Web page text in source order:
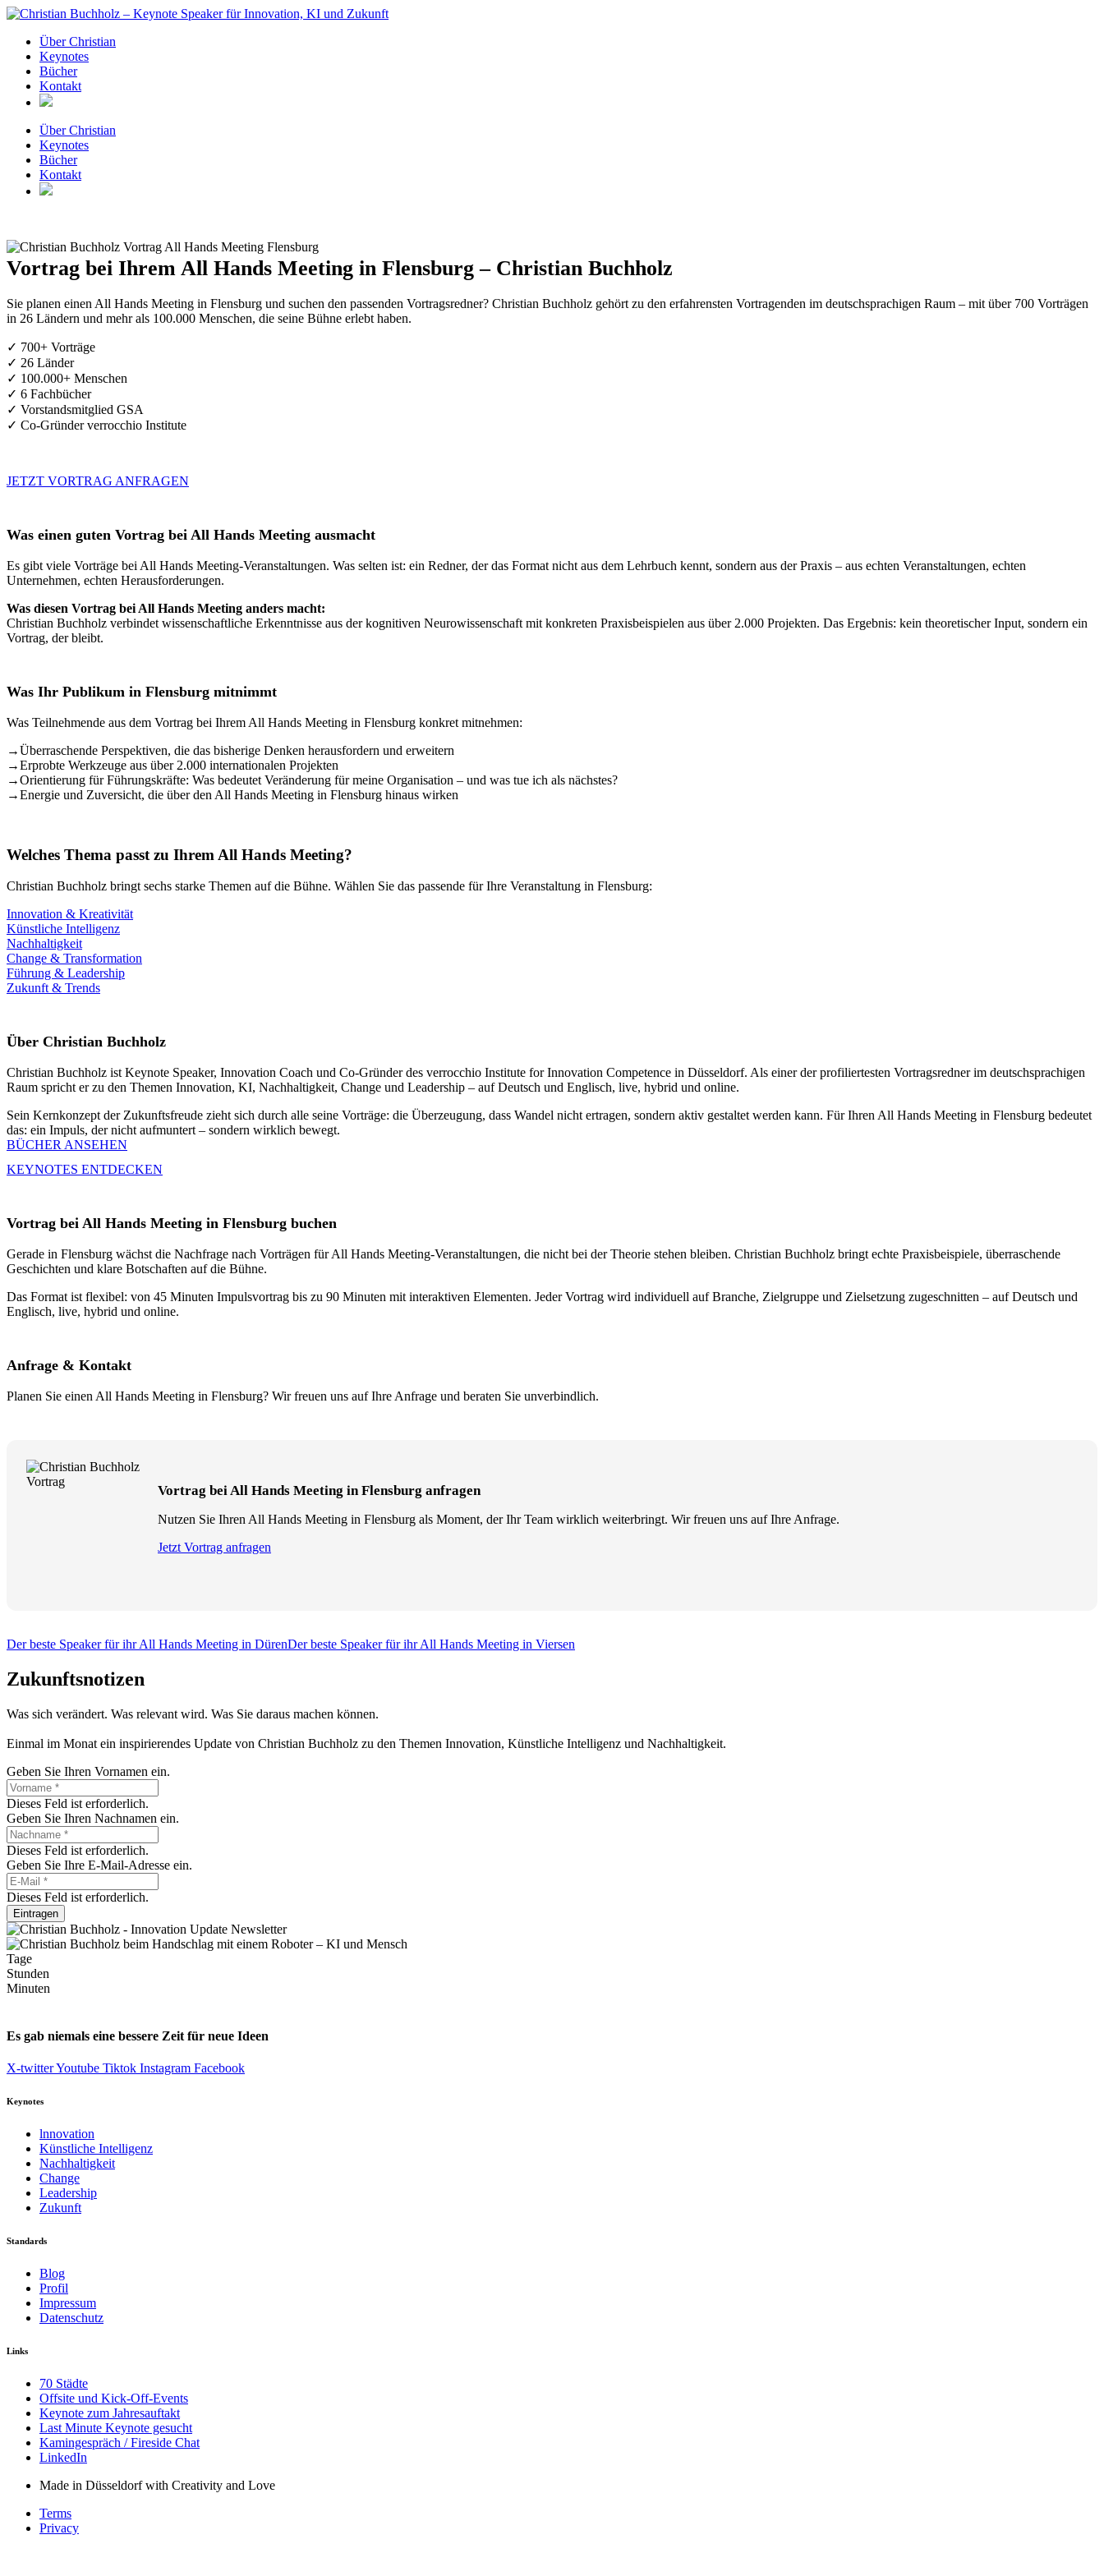
Zum
springenÜber Christian
Keynotes
Bücher
Kontakt
Über Christian
Keynotes
Bücher
Kontakt
Vortrag bei Ihrem All Hands Meeting in Flensburg – Christian Buchholz
Sie planen einen All Hands Meeting in Flensburg und suchen den passenden Vortragsredner? Christian Buchholz gehört zu den erfahrensten Vortragenden im deutschsprachigen Raum – mit über 700 Vorträgen
in 26 Ländern und mehr als 100.000 Menschen, die seine Bühne erlebt haben.
✓ 700+ Vorträge
✓ 26 Länder
✓ 100.000+ Menschen
✓ 6 Fachbücher
✓ Vorstandsmitglied GSA
✓ Co-Gründer verrocchio Institute
JETZT VORTRAG ANFRAGEN
Was einen guten Vortrag bei All Hands Meeting ausmacht
Es gibt viele Vorträge bei All Hands Meeting-Veranstaltungen. Was selten ist: ein Redner, der das Format nicht aus dem Lehrbuch kennt, sondern aus der Praxis – aus echten Veranstaltungen, echten
Unternehmen, echten Herausforderungen.
Was diesen Vortrag bei All Hands Meeting anders macht:
Christian Buchholz verbindet wissenschaftliche Erkenntnisse aus der kognitiven Neurowissenschaft mit konkreten Praxisbeispielen aus über 2.000 Projekten. Das Ergebnis: kein theoretischer Input, sondern ein
Vortrag, der bleibt.
Was Ihr Publikum in Flensburg mitnimmt
Was Teilnehmende aus dem Vortrag bei Ihrem All Hands Meeting in Flensburg konkret mitnehmen:
→Überraschende Perspektiven, die das bisherige Denken herausfordern und erweitern
→Erprobte Werkzeuge aus über 2.000 internationalen Projekten
→Orientierung für Führungskräfte: Was bedeutet Veränderung für meine Organisation – und was tue ich als nächstes?
→Energie und Zuversicht, die über den All Hands Meeting in Flensburg hinaus wirken
Welches Thema passt zu Ihrem All Hands Meeting?
Christian Buchholz bringt sechs starke Themen auf die Bühne. Wählen Sie das passende für Ihre Veranstaltung in Flensburg:
Innovation & Kreativität
Künstliche Intelligenz
Nachhaltigkeit
Change & Transformation
Führung & Leadership
Zukunft & Trends
Über Christian Buchholz
Christian Buchholz ist Keynote Speaker, Innovation Coach und Co-Gründer des verrocchio Institute for Innovation Competence in Düsseldorf. Als einer der profiliertesten Vortragsredner im deutschsprachigen
Raum spricht er zu den Themen Innovation, KI, Nachhaltigkeit, Change und Leadership – auf Deutsch und Englisch, live, hybrid und online.
Sein Kernkonzept der Zukunftsfreude zieht sich durch alle seine Vorträge: die Überzeugung, dass Wandel nicht ertragen, sondern aktiv gestaltet werden kann. Für Ihren All Hands Meeting in Flensburg bedeutet
das: ein Impuls, der nicht aufmuntert – sondern wirklich bewegt.
BÜCHER ANSEHEN
KEYNOTES ENTDECKEN
Vortrag bei All Hands Meeting in Flensburg buchen
Gerade in Flensburg wächst die Nachfrage nach Vorträgen für All Hands Meeting-Veranstaltungen, die nicht bei der Theorie stehen bleiben. Christian Buchholz bringt echte Praxisbeispiele, überraschende
Geschichten und klare Botschaften auf die Bühne.
Das Format ist flexibel: von 45 Minuten Impulsvortrag bis zu 90 Minuten mit interaktiven Elementen. Jeder Vortrag wird individuell auf Branche, Zielgruppe und Zielsetzung zugeschnitten – auf Deutsch und
Englisch, live, hybrid und online.
Anfrage & Kontakt
Planen Sie einen All Hands Meeting in Flensburg? Wir freuen uns auf Ihre Anfrage und beraten Sie unverbindlich.
Vortrag bei All Hands Meeting in Flensburg anfragen
Nutzen Sie Ihren All Hands Meeting in Flensburg als Moment, der Ihr Team wirklich weiterbringt. Wir freuen uns auf Ihre Anfrage.
Jetzt Vortrag anfragen
Der beste Speaker für ihr All Hands Meeting in DürenDer beste Speaker für ihr All Hands Meeting in Viersen
Zukunftsnotizen
Was sich verändert. Was relevant wird. Was Sie daraus machen können.
Einmal im Monat ein inspirierendes Update von Christian Buchholz zu den Themen Innovation, Künstliche Intelligenz und Nachhaltigkeit.
Geben Sie Ihren Vornamen ein.
Dieses Feld ist erforderlich.
Geben Sie Ihren Nachnamen ein.
Dieses Feld ist erforderlich.
Geben Sie Ihre E-Mail-Adresse ein.
Dieses Feld ist erforderlich.
Eintragen
Tage
Stunden
Minuten
Es gab niemals eine bessere Zeit für neue Ideen
X-twitterYoutube Tiktok Instagram Facebook
Keynotes
lnnovation
Künstliche Intelligenz
Nachhaltigkeit
Change
Leadership
Zukunft
Standards
Blog
Profil
Impressum
Datenschutz
Links
70 Städte
Offsite und Kick-Off-Events
Keynote zum Jahresauftakt
Last Minute Keynote gesucht
Kamingespräch / Fireside Chat
LinkedIn
Made in Düsseldorf with Creativity and Love
Terms
Privacy